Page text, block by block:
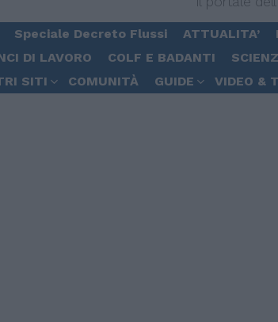
Speciale Decreto Flussi ATTUALITA’
DI LAVORO
COLF E BADANTI
SITI
COMUNITÀ GUIDE VIDEO &